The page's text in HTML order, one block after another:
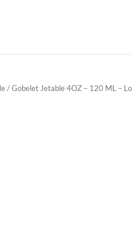
/ Gobelet Jetable 4OZ – 120 ML –